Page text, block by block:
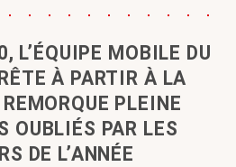
L’ÉQUIPE MOBILE DU
À PARTIR À LA
PLEINE
OUBLIÉS PAR LES
DE L’ANNÉE